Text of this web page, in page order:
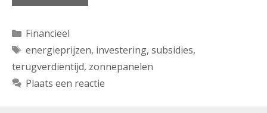
Categorieën
Financieel
Tags
energieprijzen, investering, subsidies,
terugverdientijd, zonnepanelen
Plaats een reactie